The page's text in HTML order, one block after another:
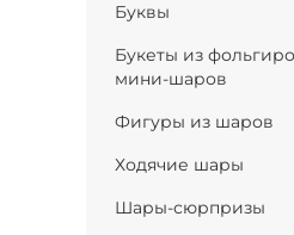
Буквы
Букеты из
мини-шаров
Фигуры из шаров
Ходячие шары
Шары-сюрпризы